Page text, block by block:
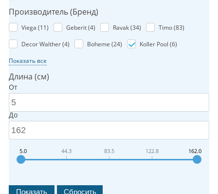
Производитель (Бренд)
Viega (11) Geberit (4) Ravak (34) Timo (83)
Decor Walther (4) Boheme (24) Koller Pool (6)
Показать все
Длина (см)
От
До
5.0 44.3 83.5 122.8 162.0